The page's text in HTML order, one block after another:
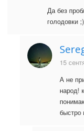
Да без
голодовки
15
А не
народ!
быстро